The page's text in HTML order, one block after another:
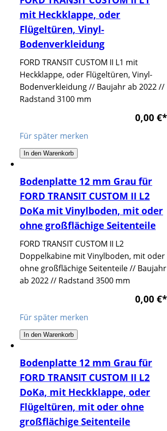
mit Heckklappe, oder
Flügeltüren, Vinyl-
Bodenverkleidung
FORD TRANSIT CUSTOM II L1 mit
Heckklappe, oder Flügeltüren, Vinyl-
Bodenverkleidung // Baujahr ab 2022 //
Radstand 3100 mm
0,00 €*
Für später merken
In den Warenkorb
Bodenplatte 12 mm Grau für
FORD TRANSIT CUSTOM II L2
DoKa mit Vinylboden, mit oder
ohne großflächige Seitenteile
FORD TRANSIT CUSTOM II L2
Doppelkabine mit Vinylboden, mit oder
ohne großflächige Seitenteile // Baujahr
ab 2022 // Radstand 3500 mm
0,00 €*
Für später merken
In den Warenkorb
Bodenplatte 12 mm Grau für
FORD TRANSIT CUSTOM II L2
DoKa, mit Heckklappe, oder
Flügeltüren, mit oder ohne
großflächige Seitenteile